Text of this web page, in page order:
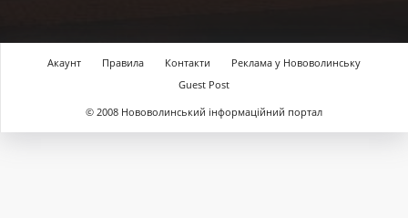
Акаунт Правила Контакти
Реклама у Нововолинську
Guest Post
© 2008 Нововолинський інформаційний портал